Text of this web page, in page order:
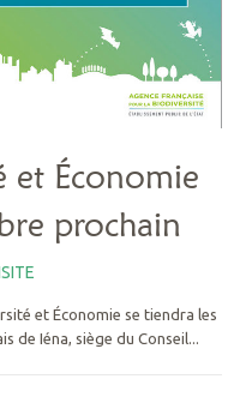
et Économie
prochain
et Économie se tiendra les
de Iéna, siège du Conseil...